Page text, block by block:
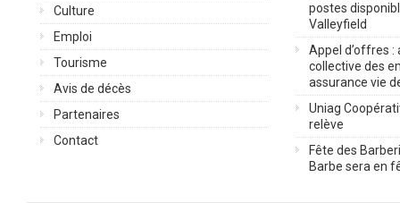
Culture
Emploi
Tourisme
Avis de décès
Partenaires
Contact
postes
Valleyfield
Appel d’offres :
collective des
assurance vie
Uniag
relève
Fête des
Barbe sera en